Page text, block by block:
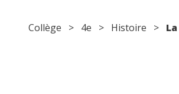
Collège > 4e > Histoire >